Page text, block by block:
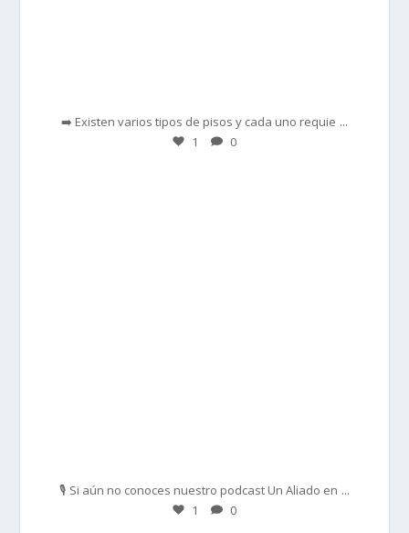
➡️ Existen varios tipos de pisos y cada uno requie ...
1 0
🎙️ Si aún no conoces nuestro podcast Un Aliado en ...
1 0